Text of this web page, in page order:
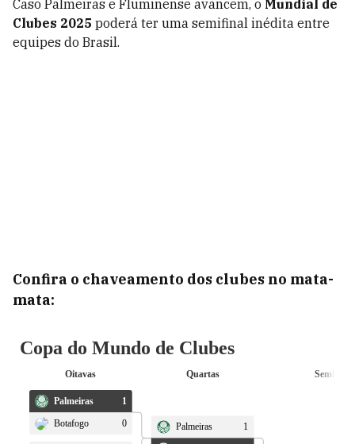
Caso Palmeiras e Fluminense avancem, o Mundial de
Clubes 2025 poderá ter uma semifinal inédita entre
equipes do Brasil.
Confira o chaveamento dos clubes no mata-
mata: